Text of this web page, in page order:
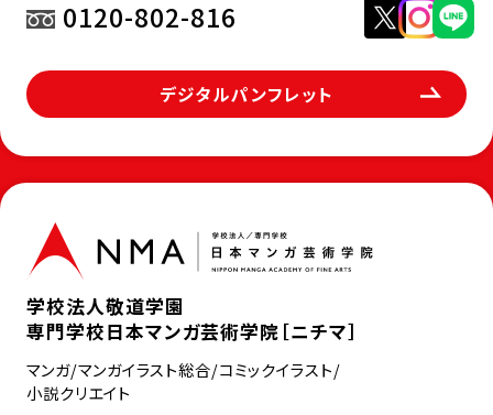
0120-802-816
デジタルパンフレット
学校法人敬道学園
専門学校日本マンガ芸術学院［ニチマ］
マンガ/マンガイラスト総合/コミックイラスト/
小説クリエイト